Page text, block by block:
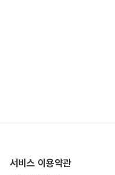
서비스 이용약관